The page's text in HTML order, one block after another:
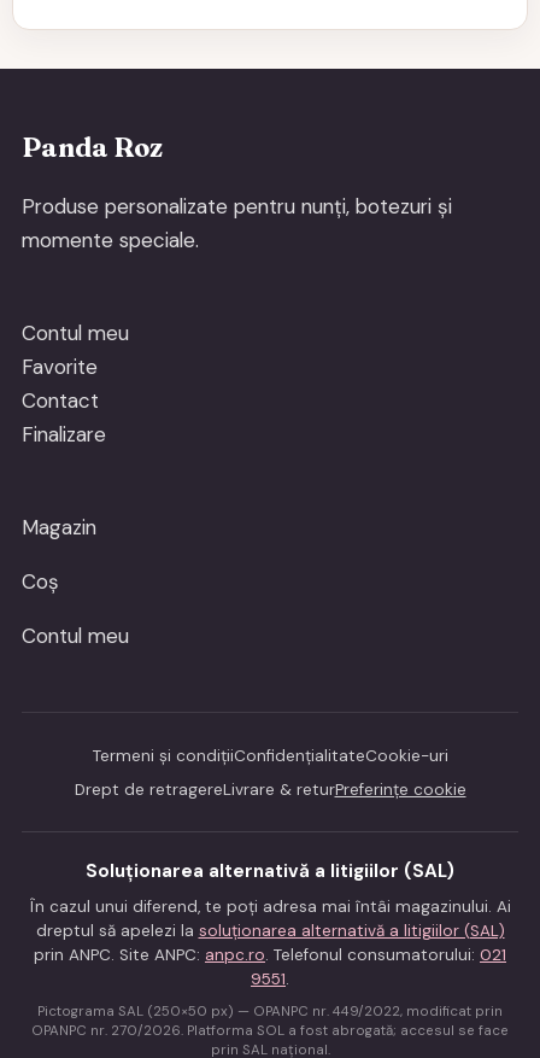
Panda Roz
Produse personalizate pentru nunți, botezuri și
momente speciale.
Contul meu
Favorite
Contact
Finalizare
Magazin
Coș
Contul meu
Termeni și condițiiConfidențialitateCookie-uri
Drept de retragereLivrare & returPreferințe cookie
Soluționarea alternativă a litigiilor (SAL)
În cazul unui diferend, te poți adresa mai întâi magazinului. Ai
dreptul să apelezi la soluționarea alternativă a litigiilor (SAL)
prin ANPC. Site ANPC: anpc.ro. Telefonul consumatorului: 021
9551.
Pictograma SAL (250×50 px) — OPANPC nr. 449/2022, modificat prin
OPANPC nr. 270/2026. Platforma SOL a fost abrogată; accesul se face
prin SAL național.